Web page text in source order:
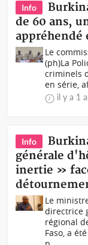
Info
de 60 ans,
Le
(ph)La
criminels
en série,
il y a 1
Info
générale
inertie »
Le
directrice
régional
Faso, a